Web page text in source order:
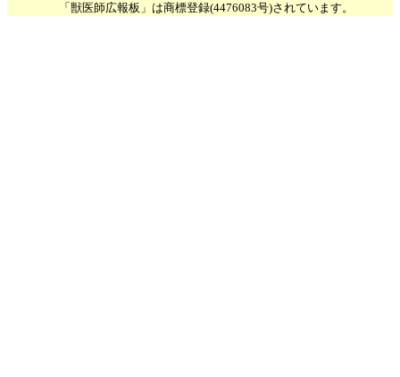
「獣医師広報板」は商標登録(4476083号)されています。